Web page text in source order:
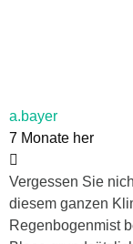
a.bayer
7 Monate her
Vergessen Sie
diesem ganzen
Regenbogenmist